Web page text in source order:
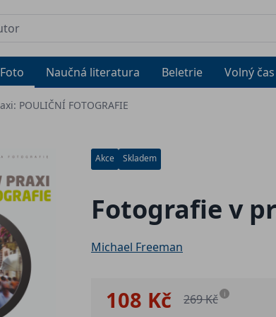
Foto Naučná literatura Beletrie Volný čas
POULIČNÍ FOTOGRAFIE
Akce Skladem
Fotografie v
Michael Freeman
108 Kč 269 Kč i